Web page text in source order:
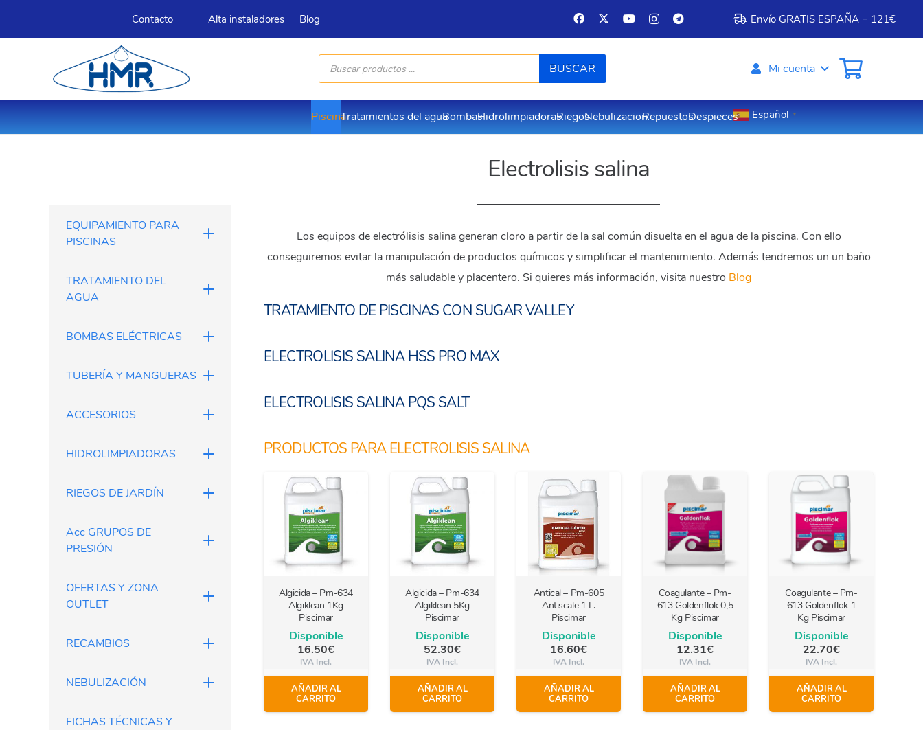
Contacto Alta instaladores Blog Envío GRATIS ESPAÑA + 121€
Búsqueda
productos
BUSCAR Mi cuenta
PiscinaTratamientos del aguaBombasHidrolimpiadorasRiegosNebulizacionRepuestosDespieces Español ▼
EQUIPAMIENTO PARA
PISCINAS
TRATAMIENTO DEL
AGUA
BOMBAS ELÉCTRICAS
TUBERÍA Y MANGUERAS
ACCESORIOS
HIDROLIMPIADORAS
RIEGOS DE JARDÍN
Acc GRUPOS DE
PRESIÓN
OFERTAS Y ZONA
OUTLET
RECAMBIOS
NEBULIZACIÓN
FICHAS TÉCNICAS Y
Electrolisis salina
Los equipos de electrólisis salina generan cloro a partir de la sal común disuelta en el agua de la piscina. Con ello
conseguiremos evitar la manipulación de productos químicos y simplificar el mantenimiento. Además tendremos un un baño
más saludable y placentero. Si quieres más información, visita nuestro Blog
TRATAMIENTO DE PISCINAS CON SUGAR VALLEY
Totalmente personalizables
ELECTROLISIS SALINA HSS PRO MAX
ELECTROLISIS SALINA PQS SALT
CLORADOR PQS SALT 2.0
PRODUCTOS PARA ELECTROLISIS SALINA
Algicida – Pm-634
Algiklean 1Kg
Piscimar
Disponible
16.50€
IVA Incl.
AÑADIR AL
CARRITO
Algicida – Pm-634
Algiklean 5Kg
Piscimar
Disponible
52.30€
IVA Incl.
AÑADIR AL
CARRITO
Antical – Pm-605
Antiscale 1 L.
Piscimar
Disponible
16.60€
IVA Incl.
AÑADIR AL
CARRITO
Coagulante – Pm-
613 Goldenflok 0,5
Kg Piscimar
Disponible
12.31€
IVA Incl.
AÑADIR AL
CARRITO
Coagulante – Pm-
613 Goldenflok 1
Kg Piscimar
Disponible
22.70€
IVA Incl.
AÑADIR AL
CARRITO